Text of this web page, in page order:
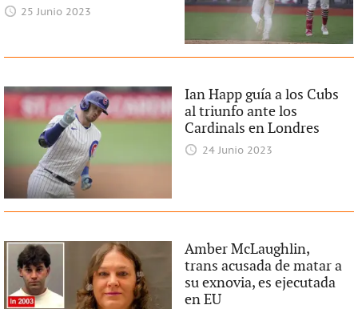
25 Junio 2023
Ian Happ guía a los Cubs
al triunfo ante los
Cardinals en Londres
24 Junio 2023
Amber McLaughlin,
trans acusada de matar a
su exnovia, es ejecutada
en EU